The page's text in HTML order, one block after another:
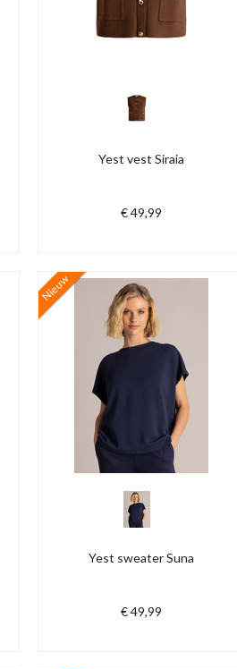
Yest vest Siraia
€ 49,99
Nieuw
Yest sweater Suna
€ 49,99